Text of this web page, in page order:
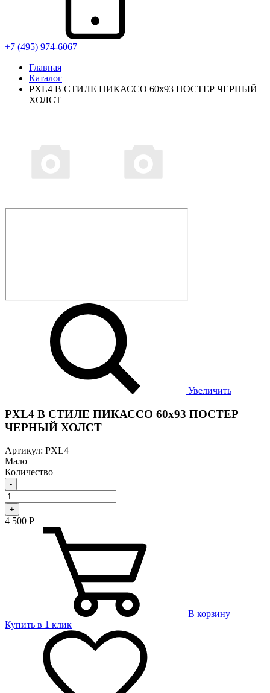
+7 (495) 974-6067
Главная
Каталог
PXL4 В СТИЛЕ ПИКАССО 60x93 ПОСТЕР ЧЕРНЫЙ
ХОЛСТ
Увеличить
PXL4 В СТИЛЕ ПИКАССО 60x93 ПОСТЕР
ЧЕРНЫЙ ХОЛСТ
Артикул: PXL4
Мало
Количество
-
+
4 500 Р
В корзину
Купить в 1 клик